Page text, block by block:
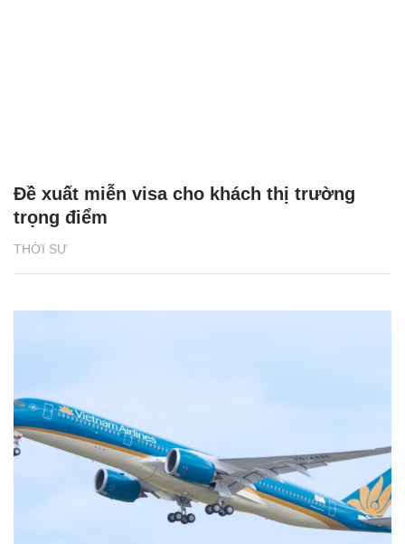
THỜI SỰ
Đề xuất miễn visa cho khách thị trường
trọng điểm